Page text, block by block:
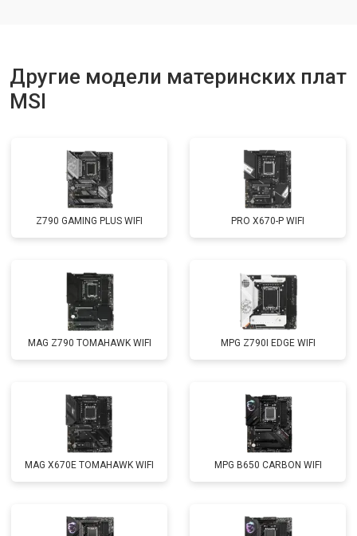
Другие модели материнских плат
MSI
Z790 GAMING PLUS WIFI PRO X670-P WIFI
MAG Z790 TOMAHAWK WIFI MPG Z790I EDGE WIFI
MAG X670E TOMAHAWK WIFI MPG B650 CARBON WIFI